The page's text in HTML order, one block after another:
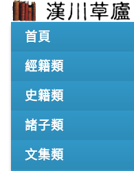
首頁
經籍類
史籍類
諸子類
文集類